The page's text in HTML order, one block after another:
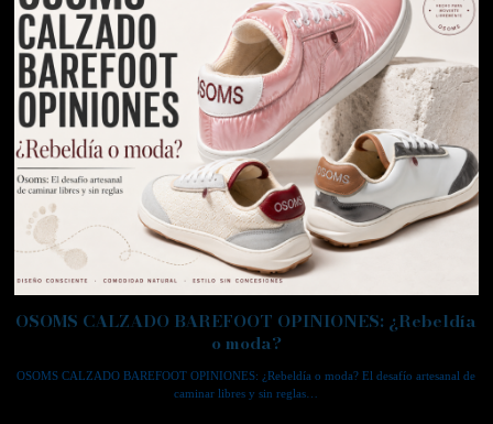
OSOMS CALZADO BAREFOOT OPINIONES: ¿Rebeldía
o moda?
OSOMS CALZADO BAREFOOT OPINIONES: ¿Rebeldía o moda? El desafío artesanal de
caminar libres y sin reglas…